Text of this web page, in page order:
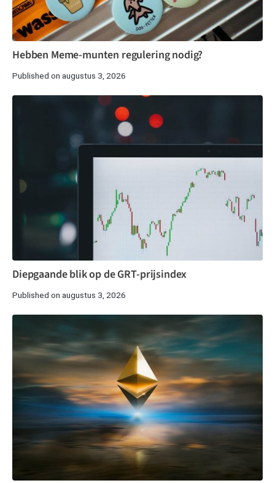
Hebben Meme-munten regulering nodig?
Published on augustus 3, 2026
Diepgaande blik op de GRT-prijsindex
Published on augustus 3, 2026